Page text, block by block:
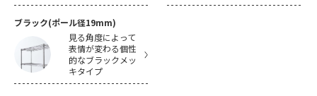
ブラック(ポール径19mm)
見る角度によって
表情が変わる個性
的なブラックメッ
キタイプ